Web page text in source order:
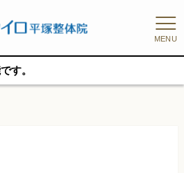
MENU